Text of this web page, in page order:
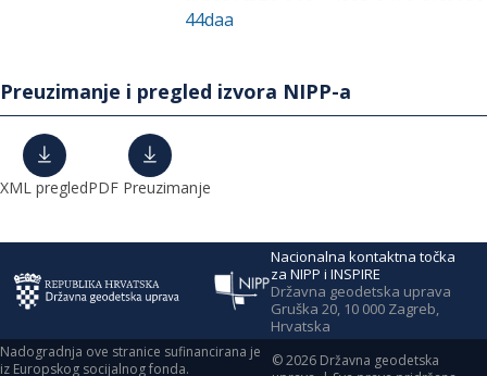
44daa
Preuzimanje i pregled izvora NIPP-a
XML pregledPDF Preuzimanje
Nacionalna kontaktna točka
za NIPP i INSPIRE
Državna geodetska uprava
Gruška 20, 10 000 Zagreb,
Hrvatska
Nadogradnja ove stranice sufinancirana je
iz Europskog socijalnog fonda.
©2026 Državna geodetska